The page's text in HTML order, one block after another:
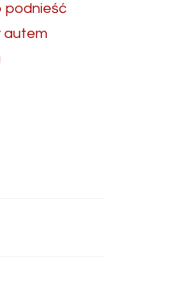
podnieść
autem